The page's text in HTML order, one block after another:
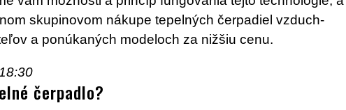
skupinovom nákupe tepelných čerpadiel vzduch-
a ponúkaných modeloch za nižšiu cenu.
čerpadlo?